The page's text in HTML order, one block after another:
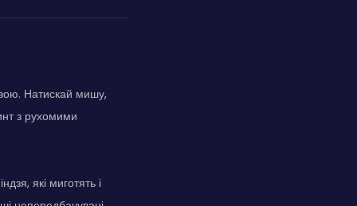
Натискай мишу,
з рухомими
які миготять і